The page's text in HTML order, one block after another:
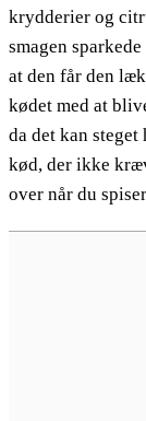
krydderier og
smagen
at den får den
kødet med at
da det kan
kød, der ikke
over når du